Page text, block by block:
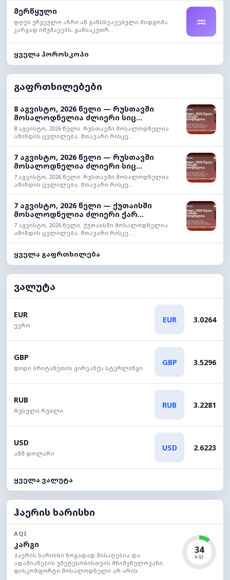
მერწყული
დღეს უჩვეულო აზრი ან განსხვავებული მიდგომა
კარგად იმუშავებს, განსაკუთრ...
♒
ყველა ჰოროსკოპი
გაფრთხილებები
8 აგვისტო, 2026 წელი — რუსთავში
მოსალოდნელია ძლიერი სიც...
8 აგვისტო, 2026 წელი. რუსთავში მოსალოდნელია
ამინდის ცვლილება. მთავარი რისკე...
7 აგვისტო, 2026 წელი — რუსთავში
მოსალოდნელია ძლიერი სიც...
7 აგვისტო, 2026 წელი. რუსთავში მოსალოდნელია
ამინდის ცვლილება. მთავარი რისკე...
7 აგვისტო, 2026 წელი — ქუთაისში
მოსალოდნელია ძლიერი ქარ...
7 აგვისტო, 2026 წელი. ქუთაისში მოსალოდნელია
ამინდის ცვლილება. მთავარი რისკე...
ყველა გაფრთხილება
ვალუტა
EUR
ევრო
EUR 3.0264
GBP
დიდი ბრიტანეთის გირვანქა სტერლინგი
GBP 3.5296
RUB
რუსული რუბლი
RUB 3.2281
USD
აშშ დოლარი
USD 2.6223
ყველა ვალუტა
ჰაერის ხარისხი
AQI
კარგი
ჰაერის ხარისხი ზოგადად მისაღებია და
ადამიანების უმეტესობისთვის მნიშვნელოვანი
დისკომფორტი მოსალოდნელი არ არის.
34
AQI